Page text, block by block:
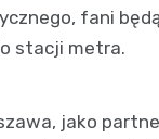
fani
stacji metra.
jako